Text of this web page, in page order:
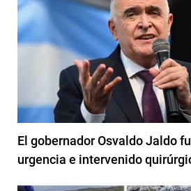
El gobernador Osvaldo Jaldo
urgencia e intervenido